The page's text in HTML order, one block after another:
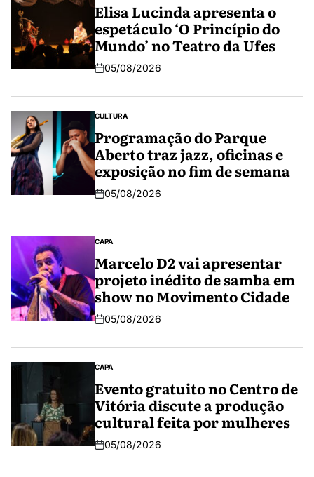
Elisa Lucinda apresenta o
espetáculo ‘O Princípio do
Mundo’ no Teatro da Ufes
05/08/2026
CULTURA
Programação do Parque
Aberto traz jazz, oficinas e
exposição no fim de semana
05/08/2026
CAPA
Marcelo D2 vai apresentar
projeto inédito de samba em
show no Movimento Cidade
05/08/2026
CAPA
Evento gratuito no Centro de
Vitória discute a produção
cultural feita por mulheres
05/08/2026